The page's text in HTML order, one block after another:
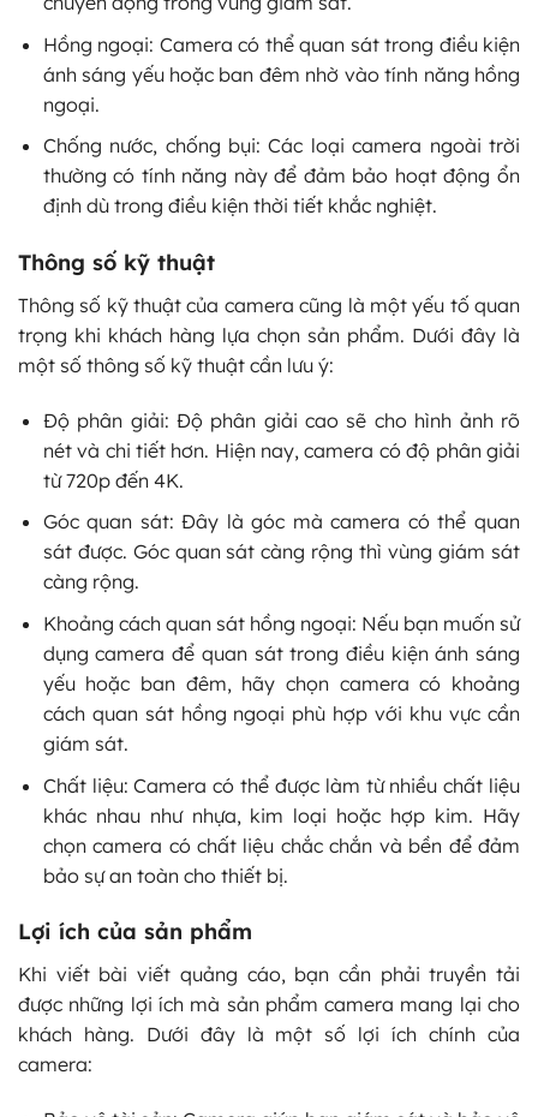
Hồng ngoại: Camera có thể quan sát trong điều kiện
ánh sáng yếu hoặc ban đêm nhờ vào tính năng hồng
ngoại.
Chống nước, chống bụi: Các loại camera ngoài trời
thường có tính năng này để đảm bảo hoạt động ổn
định dù trong điều kiện thời tiết khắc nghiệt.
Thông số kỹ thuật
Thông số kỹ thuật của camera cũng là một yếu tố quan
trọng khi khách hàng lựa chọn sản phẩm. Dưới đây là
một số thông số kỹ thuật cần lưu ý:
Độ phân giải: Độ phân giải cao sẽ cho hình ảnh rõ
nét và chi tiết hơn. Hiện nay, camera có độ phân giải
từ 720p đến 4K.
Góc quan sát: Đây là góc mà camera có thể quan
sát được. Góc quan sát càng rộng thì vùng giám sát
càng rộng.
Khoảng cách quan sát hồng ngoại: Nếu bạn muốn sử
dụng camera để quan sát trong điều kiện ánh sáng
yếu hoặc ban đêm, hãy chọn camera có khoảng
cách quan sát hồng ngoại phù hợp với khu vực cần
giám sát.
Chất liệu: Camera có thể được làm từ nhiều chất liệu
khác nhau như nhựa, kim loại hoặc hợp kim. Hãy
chọn camera có chất liệu chắc chắn và bền để đảm
bảo sự an toàn cho thiết bị.
Lợi ích của sản phẩm
Khi viết bài viết quảng cáo, bạn cần phải truyền tải
được những lợi ích mà sản phẩm camera mang lại cho
khách hàng. Dưới đây là một số lợi ích chính của
camera: